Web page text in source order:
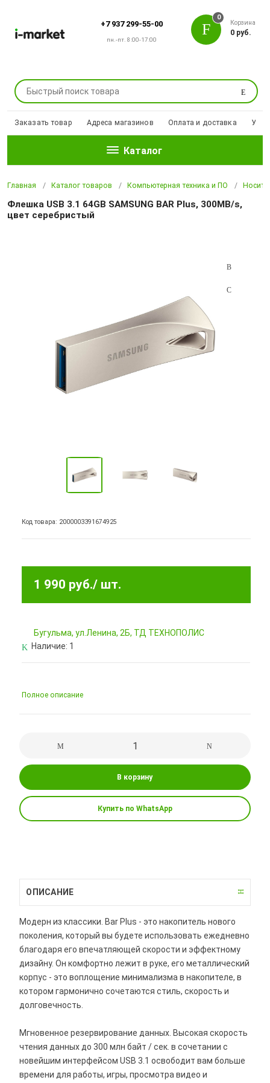
+7 937 299-55-00
пн.-пт. 8:00-17:00
Поиск
0
Корзина
0 руб.
Заказать товар Адреса магазинов Оплата и доставка
Каталог
Главная Каталог товаров Компьютерная техника и ПО
Флешка USB 3.1 64GB SAMSUNG BAR Plus, 300MB/s,
цвет серебристый
Код товара: 2000003391674925
1 990 руб./ шт.
Бугульма, ул.Ленина, 2Б, ТД ТЕХНОПОЛИС
Наличие: 1
Полное описание
В корзину
Купить по WhatsApp
ОПИСАНИЕ
Модерн из классики. Bar Plus - это накопитель нового
поколения, который вы будете использовать ежедневно
благодаря его впечатляющей скорости и эффектному
дизайну. Он комфортно лежит в руке, его металлический
корпус - это воплощение минимализма в накопителе, в
котором гармонично сочетаются стиль, скорость и
долговечность.
Мгновенное резервирование данных. Высокая скорость
чтения данных до 300 млн байт / сек. в сочетании с
новейшим интерфейсом USB 3.1 освободит вам больше
времени для работы, игры, просмотра видео и